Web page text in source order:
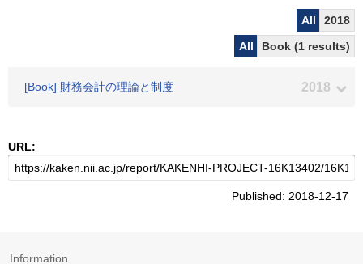
All
2018
All
Book (1 results)
[Book] 財務会計の理論と制度 2018
URL:
Published: 2018-12-17
Information